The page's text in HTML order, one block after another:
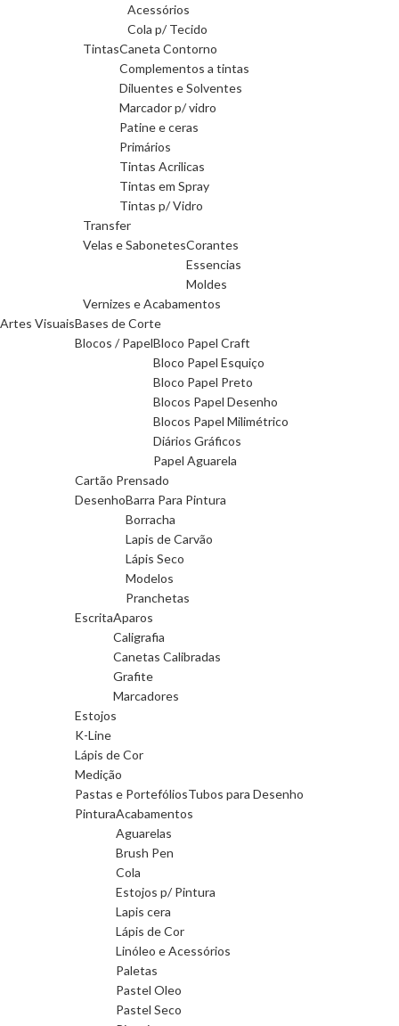
Acessórios
Cola p/ Tecido
TintasCaneta Contorno
Complementos a tintas
Diluentes e Solventes
Marcador p/ vidro
Patine e ceras
Primários
Tintas Acrilicas
Tintas em Spray
Tintas p/ Vidro
Transfer
Velas e SabonetesCorantes
Essencias
Moldes
Vernizes e Acabamentos
Artes VisuaisBases de Corte
Blocos / PapelBloco Papel Craft
Bloco Papel Esquiço
Bloco Papel Preto
Blocos Papel Desenho
Blocos Papel Milimétrico
Diários Gráficos
Papel Aguarela
Cartão Prensado
DesenhoBarra Para Pintura
Borracha
Lapis de Carvão
Lápis Seco
Modelos
Pranchetas
EscritaAparos
Caligrafia
Canetas Calibradas
Grafite
Marcadores
Estojos
K-Line
Lápis de Cor
Medição
Pastas e PortefóliosTubos para Desenho
PinturaAcabamentos
Aguarelas
Brush Pen
Cola
Estojos p/ Pintura
Lapis cera
Lápis de Cor
Linóleo e Acessórios
Paletas
Pastel Oleo
Pastel Seco